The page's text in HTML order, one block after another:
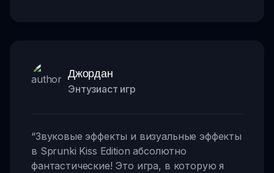
Джордан
Энтузиаст игр
“Звуковые эффекты и визуальные эффекты
в Sprunki Kiss Edition абсолютно
фантастические! Это игра, в которую я